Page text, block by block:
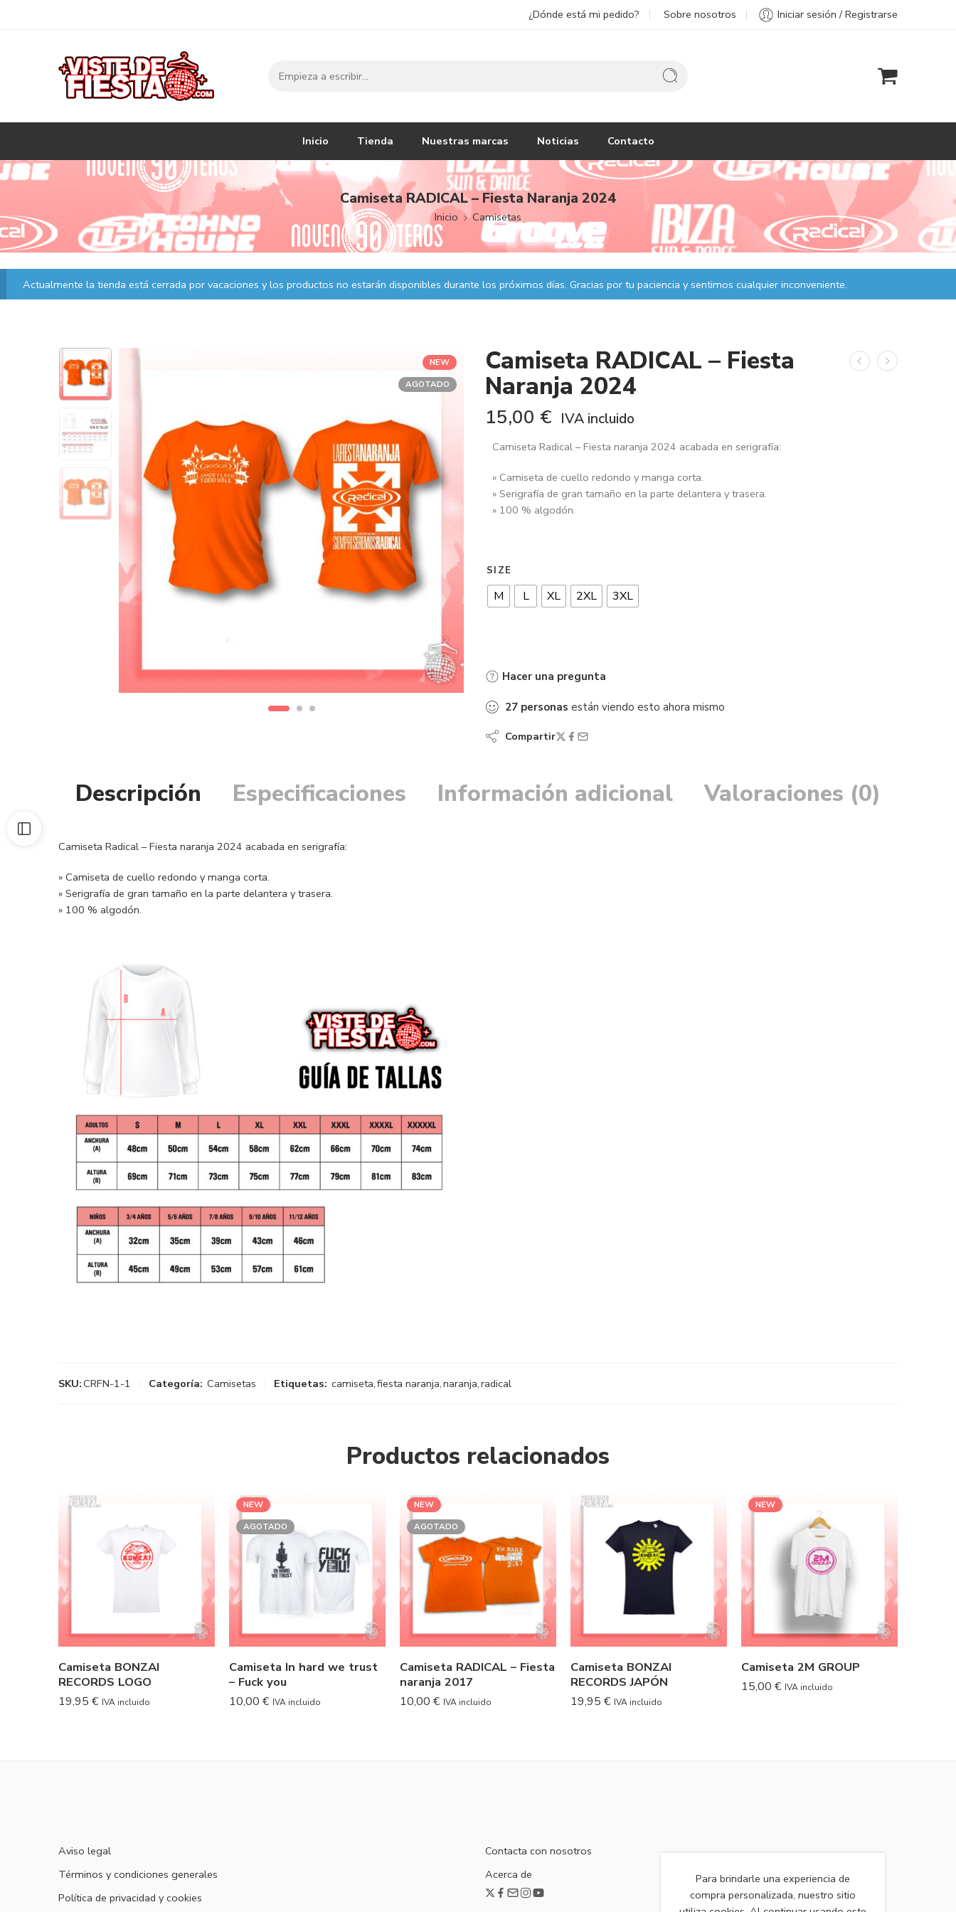
¿Dónde está mi pedido? Sobre nosotros Iniciar sesión / Registrarse
Inicio Tienda Nuestras marcas Noticias Contacto
Camiseta RADICAL – Fiesta Naranja 2024
Inicio Camisetas
Actualmente la tienda está cerrada por vacaciones y los productos no estarán disponibles durante los próximos días. Gracias por tu paciencia y sentimos cualquier inconveniente.
NEW
AGOTADO
Camiseta RADICAL – Fiesta
Naranja 2024
15,00 € IVA incluido
Camiseta Radical – Fiesta naranja 2024 acabada en serigrafía:
» Camiseta de cuello redondo y manga corta.
» Serigrafía de gran tamaño en la parte delantera y trasera.
» 100 % algodón.
SIZE
M L XL 2XL 3XL
Hacer una pregunta
27 personas están viendo esto ahora mismo
Compartir
Descripción Especificaciones Información adicional Valoraciones (0)
Camiseta Radical – Fiesta naranja 2024 acabada en serigrafía:
» Camiseta de cuello redondo y manga corta.
» Serigrafía de gran tamaño en la parte delantera y trasera.
» 100 % algodón.
SKU:CRFN-1-1 Categoría: Camisetas Etiquetas: camiseta,fiesta naranja,naranja,radical
Productos relacionados
Camiseta BONZAI
RECORDS LOGO
19,95 € IVA incluido
NEW
AGOTADO
Camiseta In hard we trust
– Fuck you
10,00 € IVA incluido
NEW
AGOTADO
Camiseta RADICAL – Fiesta
naranja 2017
10,00 € IVA incluido
Camiseta BONZAI
RECORDS JAPÓN
19,95 € IVA incluido
NEW
Camiseta 2M GROUP
15,00 € IVA incluido
Aviso legal
Términos y condiciones generales
Política de privacidad y cookies
Contacta con nosotros
Acerca de
Para brindarle una experiencia de
compra personalizada, nuestro sitio